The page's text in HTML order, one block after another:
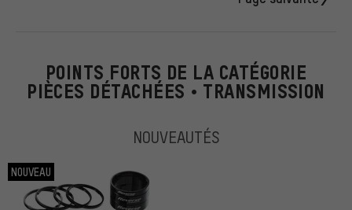
POINTS FORTS DE LA CATÉGORIE
PIÈCES DÉTACHÉES • TRANSMISSION
NOUVEAUTÉS
NOUVEAU